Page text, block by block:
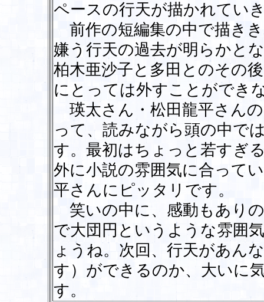
ペースの行天が描かれてい
前作の短編集の中で描き
嫌う行天の過去が明らかと
柏木亜沙子と多田とのその
にとっては外すことができ
瑛太さん・松田龍平さん
って、読みながら頭の中で
す。最初はちょっと若すぎ
外に小説の雰囲気に合って
平さんにピッタリです。
笑いの中に、感動もあり
で大団円というような雰囲
ょうね。次回、行天があん
す）ができるのか、大いに
す。